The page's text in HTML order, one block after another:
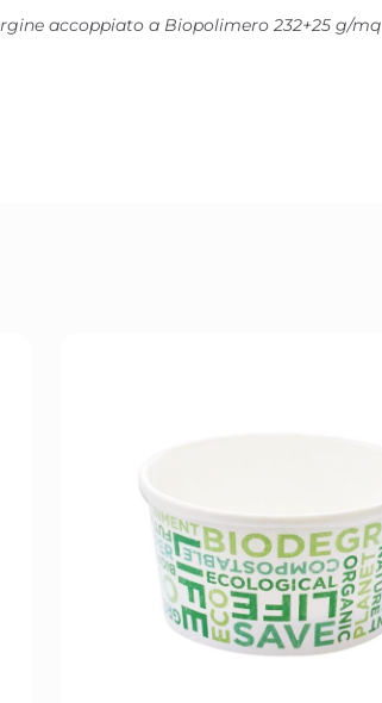
accoppiato a Biopolimero 232+25 g/mq